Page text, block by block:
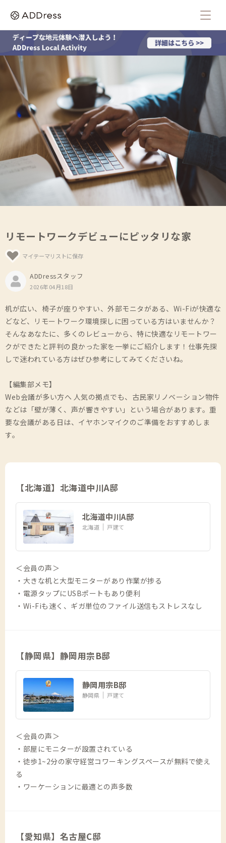
リモートワークデビューにピッタリな家
マイテーマリストに保存
ADDressスタッフ
2026年04月18日
机が広い、椅子が座りやすい、外部モニタがある、Wi-Fiが快適な
どなど、リモートワーク環境探しに困っている方はいませんか？
そんなあなたに、多くのレビューから、特に快適なリモートワー
クができたと評判の良かった家を一挙にご紹介します！仕事先探
しで迷われている方はぜひ参考にしてみてくださいね。
【編集部メモ】
Web会議が多い方へ 人気の拠点でも、古民家リノベーション物件
などは「壁が薄く、声が響きやすい」という場合があります。重
要な会議がある日は、イヤホンマイクのご準備をおすすめしま
す。
【北海道】北海道中川A邸
北海道中川A邸
北海道 戸建て
＜会員の声＞
・大きな机と大型モニターがあり作業が捗る
・電源タップにUSBポートもあり便利
・Wi-Fiも速く、ギガ単位のファイル送信もストレスなし
【静岡県】静岡用宗B邸
静岡用宗B邸
静岡県 戸建て
＜会員の声＞
・部屋にモニターが設置されている
・徒歩1~2分の家守経営コワーキングスペースが無料で使え
る
・ワーケーションに最適との声多数
【愛知県】名古屋C邸